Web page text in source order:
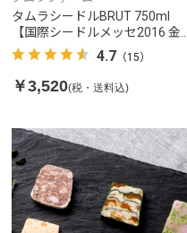
タムラシードルBRUT 750ml
【国際シードルメッセ2016 金賞
（ポムド－ル賞）受賞】
4.7 （15）
￥3,520(税・送料込)